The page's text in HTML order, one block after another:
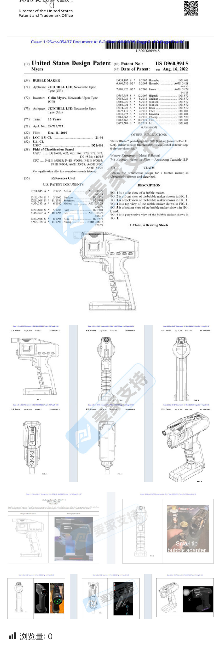
浏览量: 0